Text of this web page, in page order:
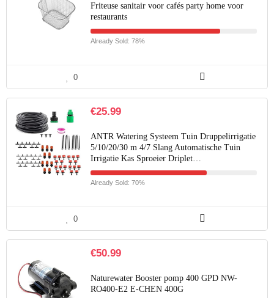
Friteuse sanitair voor cafés party home voor
restaurants
Already Sold: 78%
0
€25.99
ANTR Watering Systeem Tuin Druppelirrigatie
5/10/20/30 m 4/7 Slang Automatische Tuin
Irrigatie Kas Sproeier Driplet…
Already Sold: 70%
0
€50.99
Naturewater Booster pomp 400 GPD NW-
RO400-E2 E-CHEN 400G